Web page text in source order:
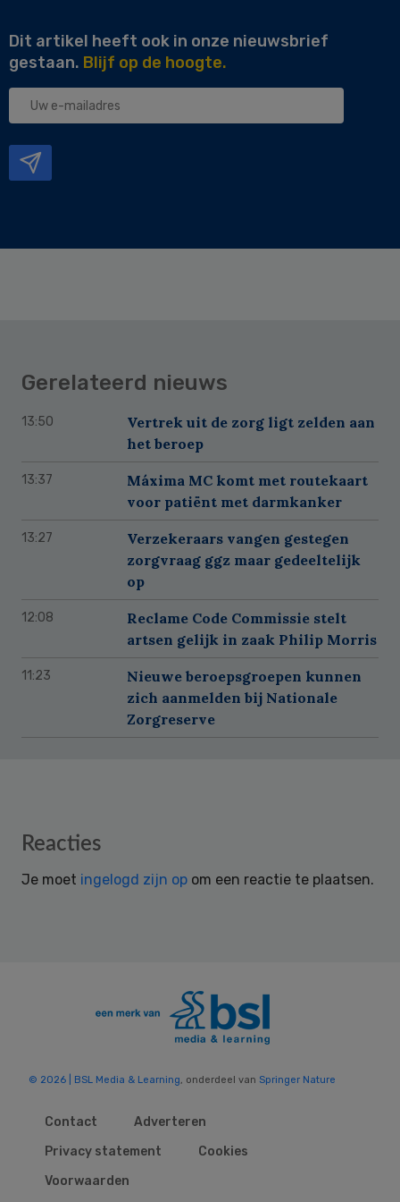
Dit artikel heeft ook in onze nieuwsbrief
gestaan. Blijf op de hoogte.
Uw
Gerelateerd nieuws
13:50
Vertrek uit de zorg ligt zelden aan
het beroep
13:37
Máxima MC komt met routekaart
voor patiënt met darmkanker
13:27
Verzekeraars vangen gestegen
zorgvraag ggz maar gedeeltelijk
op
12:08
Reclame Code Commissie stelt
artsen gelijk in zaak Philip Morris
11:23
Nieuwe beroepsgroepen kunnen
zich aanmelden bij Nationale
Zorgreserve
Reader
Reacties
Je moet ingelogd zijn op om een reactie te plaatsen.
© 2026 | BSL Media & Learning, onderdeel van Springer Nature
Contact
Adverteren
Privacy statement
Cookies
Voorwaarden